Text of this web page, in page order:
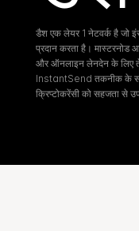
डैश एक लेयर 1 नेटवर्क है जो
प्रदान करता है। मास्टरनोड
और ऑनलाइन लेनदेन के लिए
InstantSend तकनीक के
क्रिप्टोकरेंसी को सहजता से